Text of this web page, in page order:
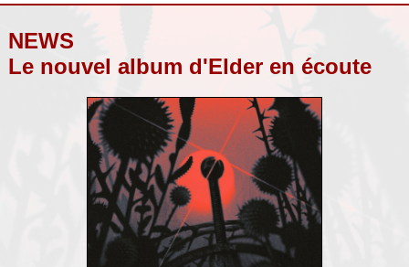
NEWS
Le nouvel album d'Elder en écoute